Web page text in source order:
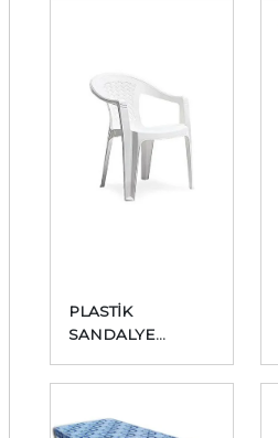
PLASTİK
SANDALYE